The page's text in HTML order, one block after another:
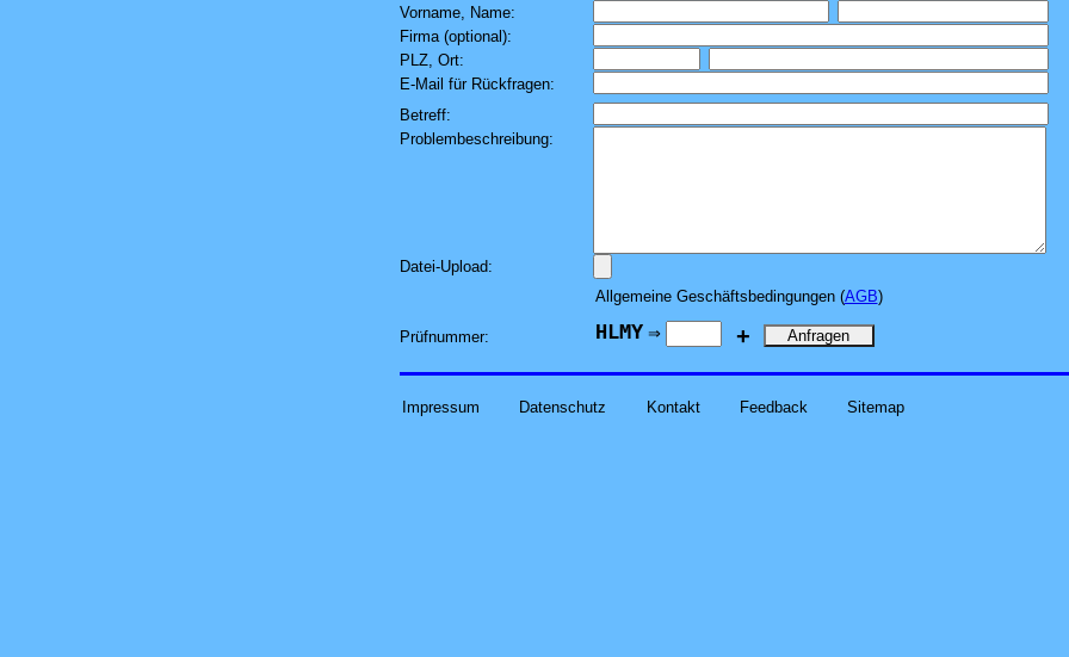
Vorname, Name:
Firma (optional):
PLZ, Ort:
E-Mail für Rückfragen:
Betreff:
Problembeschreibung:
Datei-Upload:
Allgemeine Geschäftsbedingungen (AGB)
Prüfnummer: HLMY⇒ +
Impressum Datenschutz Kontakt Feedback Sitemap